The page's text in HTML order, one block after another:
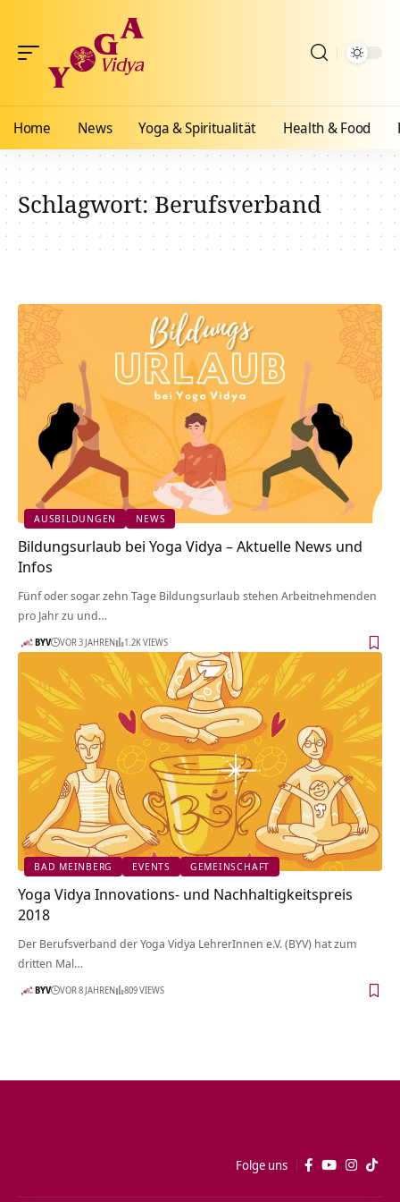
Home News Yoga & Spiritualität Health & Food
Schlagwort:Berufsverband
AUSBILDUNGEN NEWS
Bildungsurlaub bei Yoga Vidya – Aktuelle News und
Infos
Fünf oder sogar zehn Tage Bildungsurlaub stehen Arbeitnehmenden
pro Jahr zu und…
BYV VOR 3 JAHREN 1.2K VIEWS
BAD MEINBERG EVENTS GEMEINSCHAFT
Yoga Vidya Innovations- und Nachhaltigkeitspreis
2018
Der Berufsverband der Yoga Vidya LehrerInnen e.V. (BYV) hat zum
dritten Mal…
BYV VOR 8 JAHREN 809 VIEWS
Folge uns